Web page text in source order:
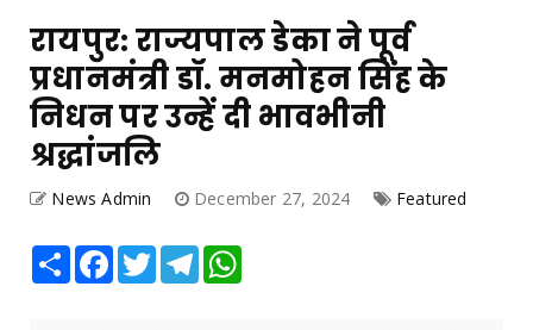
रायपुर: राज्यपाल डेका ने पूर्व
प्रधानमंत्री डॉ. मनमोहन सिंह के
निधन पर उन्हें दी भावभीनी
श्रद्धांजलि
News Admin December 27, 2024 Featured
Share Facebook
TwitterTelegram